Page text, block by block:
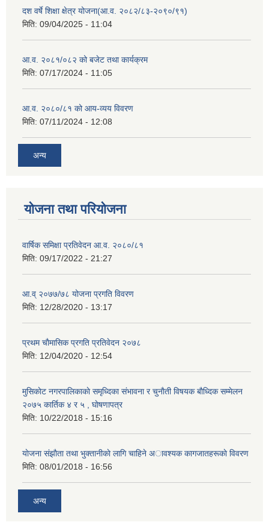
दश वर्षे शिक्षा क्षेत्र योजना(आ.व. २०८२/८३-२०९०/९१)
मिति: 09/04/2025 - 11:04
आ.व. २०८१/०८२ को बजेट तथा कार्यक्रम
मिति: 07/17/2024 - 11:05
आ.व. २०८०/८१ को आय-व्यय विवरण
मिति: 07/11/2024 - 12:08
अन्य
योजना तथा परियोजना
वार्षिक समिक्षा प्रतिवेदन आ.व. २०८०/८१
मिति: 09/17/2022 - 21:27
आ.व् २०७७/७८ योजना प्रगति विवरण
मिति: 12/28/2020 - 13:17
प्रथम चाैमासिक प्रगति प्रतिवेदन २०७८
मिति: 12/04/2020 - 12:54
मुसिकाेट नगरपालिकाकाे समृध्दिका संभावना र चुनाैती विषयक बाैध्दिक सम्मेलन
२०७५ कार्तिक ४ र ५ , घाेषणापत्र
मिति: 10/22/2018 - 15:16
याेजना संझाैता तथा भुक्तानीकाे लागि चाहिने अावश्यक कागजातहरूकाे विवरण
मिति: 08/01/2018 - 16:56
अन्य